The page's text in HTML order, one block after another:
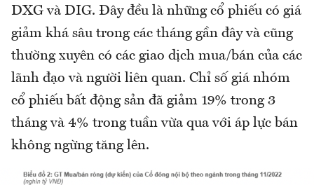
DXG và DIG. Đây đều là những cổ phiếu có giá
giảm khá sâu trong các tháng gần đây và cũng
thường xuyên có các giao dịch mua/bán của các
lãnh đạo và người liên quan. Chỉ số giá nhóm
cổ phiếu bất động sản đã giảm 19% trong 3
tháng và 4% trong tuần vừa qua với áp lực bán
không ngừng tăng lên.